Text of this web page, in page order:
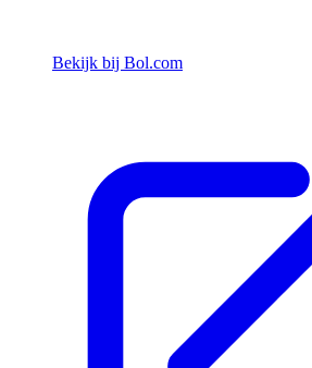
Bekijk bij Bol.com